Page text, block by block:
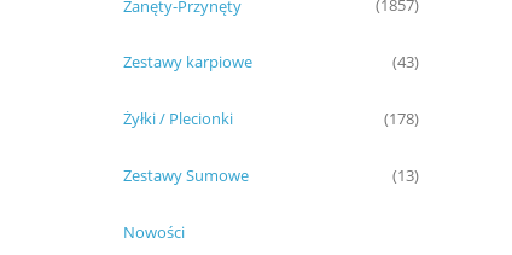
Zanęty-Przynęty (1857)
Zestawy karpiowe (43)
Żyłki / Plecionki (178)
Zestawy Sumowe (13)
Nowości